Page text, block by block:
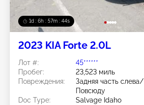
1d : 6h : 57m : 41s
2023 KIA Forte 2.0L
Лот #:
45******
Пробег:
23,523 миль
Повреждения:
Задняя часть слева/
Повсюду
Doc Type:
Salvage Idaho